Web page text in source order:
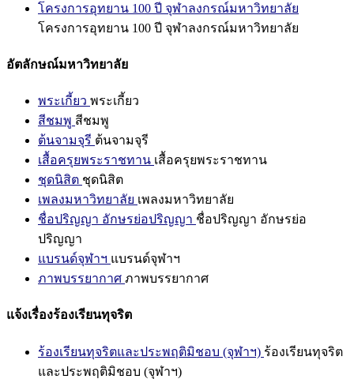
โครงการอุทยาน 100 ปี จุฬาลงกรณ์มหาวิทยาลัย
โครงการอุทยาน 100 ปี จุฬาลงกรณ์มหาวิทยาลัย
อัตลักษณ์มหาวิทยาลัย
พระเกี้ยว พระเกี้ยว
สีชมพู สีชมพู
ต้นจามจุรี ต้นจามจุรี
เสื้อครุยพระราชทาน เสื้อครุยพระราชทาน
ชุดนิสิต ชุดนิสิต
เพลงมหาวิทยาลัย เพลงมหาวิทยาลัย
ชื่อปริญญา อักษรย่อปริญญา ชื่อปริญญา อักษรย่อ
ปริญญา
แบรนด์จุฬาฯ แบรนด์จุฬาฯ
ภาพบรรยากาศ ภาพบรรยากาศ
แจ้งเรื่องร้องเรียนทุจริต
ร้องเรียนทุจริตและประพฤติมิชอบ (จุฬาฯ) ร้องเรียนทุจริต
และประพฤติมิชอบ (จุฬาฯ)